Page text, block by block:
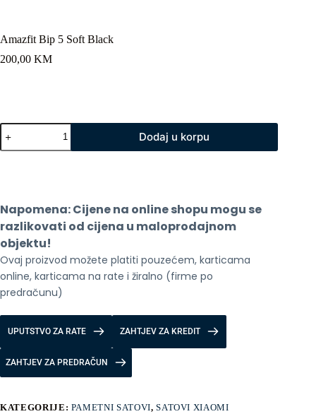
Amazfit Bip 5 Soft Black
200,00 KM
Amazfit
Bip
5
Dodaj u korpu
Napomena: Cijene na online shopu mogu se
razlikovati od cijena u maloprodajnom
objektu!
Ovaj proizvod možete platiti pouzećem, karticama
online, karticama na rate i žiralno (firme po
predračunu)
UPUTSTVO ZA RATE ZAHTJEV ZA KREDIT
ZAHTJEV ZA PREDRAČUN
KATEGORIJE: PAMETNI SATOVI,SATOVI XIAOMI